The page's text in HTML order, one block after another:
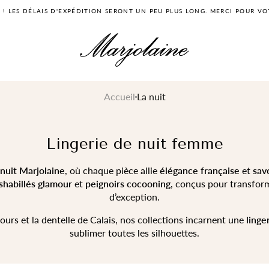
! LES DÉLAIS D'EXPÉDITION SERONT UN PEU PLUS LONG. MERCI POUR
AccueilLa nuit
Lingerie de nuit femme
Marjolaine, où chaque pièce allieélégance française et
glamouret peignoirs cocooning, conçus pour
d’exception.
et la dentelle de Calais, nos collections incarnent une
sublimer toutes les silhouettes.